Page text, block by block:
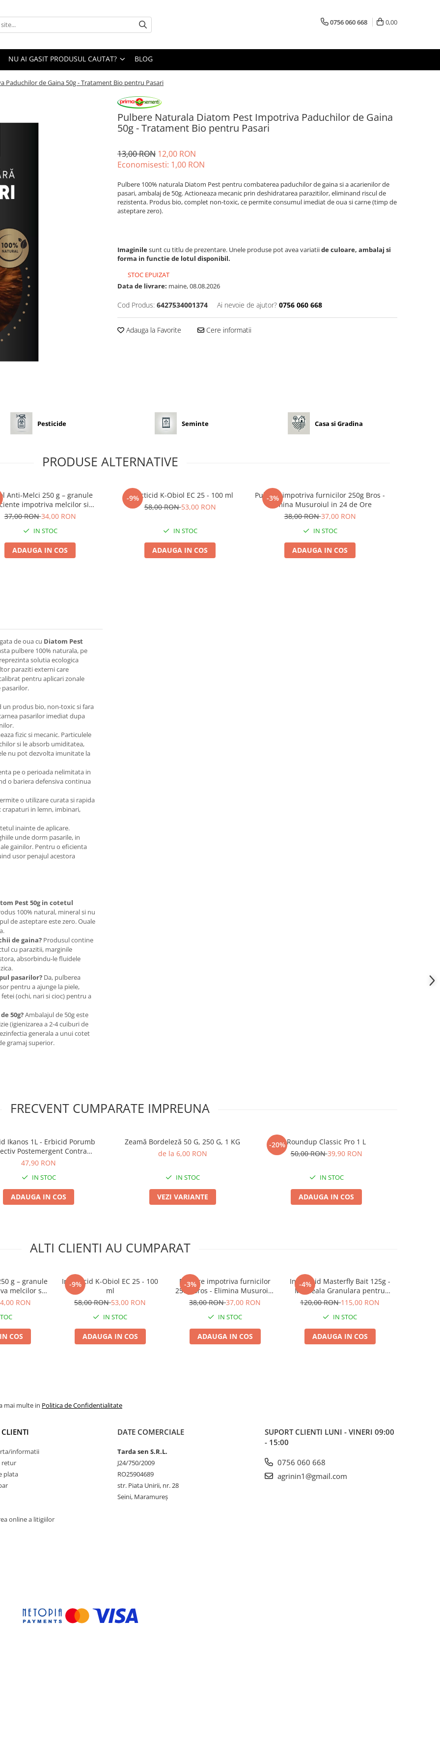
0756 060 668 0,00
NU AI GASIT PRODUSUL CAUTAT? BLOG
Paduchilor de Gaina 50g - Tratament Bio pentru Pasari
Pulbere Naturala Diatom Pest Impotriva Paduchilor de Gaina
50g - Tratament Bio pentru Pasari
13,00 RON 12,00 RON
Economisesti: 1,00 RON
Pulbere 100% naturala Diatom Pest pentru combaterea paduchilor de gaina si a acarienilor de
pasari, ambalaj de 50g. Actioneaza mecanic prin deshidratarea parazitilor, eliminand riscul de
rezistenta. Produs bio, complet non-toxic, ce permite consumul imediat de oua si carne (timp de
asteptare zero).
Imaginilesunt cu titlu de prezentare. Unele produse pot avea variatiide culoare, ambalaj si
forma in functie de lotul disponibil.
STOC EPUIZAT
Data de livrare: maine, 08.08.2026
Cod Produs: 6427534001374 Ai nevoie de ajutor? 0756 060 668
Adauga la Favorite Cere informatii
Pesticide Seminte Casa si Gradina
PRODUSE ALTERNATIVE
Anti-Melci 250 g – granule
impotriva melcilor si
limacsilor
37,00 RON34,00 RON
IN STOC
ADAUGA IN COS
-9%
Insecticid K-Obiol EC 25 - 100 ml
58,00 RON53,00 RON
IN STOC
ADAUGA IN COS
-3%
Pulbere impotriva furnicilor 250g Bros -
Elimina Musuroiul in 24 de Ore
38,00 RON37,00 RON
IN STOC
ADAUGA IN COS
de oua cu Diatom Pest
pulbere 100% naturala, pe
solutia ecologica
paraziti externi care
pentru aplicari zonale
pasarilor.
un produs bio, non-toxic si fara
pasarilor imediat dupa
fizic si mecanic. Particulele
si le absorb umiditatea,
nu pot dezvolta imunitate la
pe o perioada nelimitata in
o bariera defensiva continua
o utilizare curata si rapida
crapaturi in lemn, imbinari,
inainte de aplicare.
unde dorm pasarile, in
gainilor. Pentru o eficienta
usor penajul acestora
Pest 50g in cotetul
100% natural, mineral si nu
de asteptare este zero. Ouale
de gaina? Produsul contine
cu parazitii, marginile
absorbindu-le fluidele
pasarilor? Da, pulberea
pentru a ajunge la piele,
(ochi, nari si cioc) pentru a
50g?Ambalajul de 50g este
(igienizarea a 2-4 cuiburi de
generala a unui cotet
gramaj superior.
FRECVENT CUMPARATE IMPREUNA
Ikanos 1L - Erbicid Porumb
Postemergent Contra
Costreiului din Rizomi
47,90 RON
IN STOC
ADAUGA IN COS
Zeamă Bordeleză 50 G, 250 G, 1 KG
de la 6,00 RON
IN STOC
VEZI VARIANTE
-20%Roundup Classic Pro 1 L
50,00 RON39,90 RON
IN STOC
ADAUGA IN COS
ALTI CLIENTI AU CUMPARAT
g – granule
melcilor si
RON
COS
-9%
Insecticid K-Obiol EC 25 - 100
ml
58,00 RON53,00 RON
IN STOC
ADAUGA IN COS
-3%
Pulbere impotriva furnicilor
250g Bros - Elimina Musuroiul
in 24 de Ore
38,00 RON37,00 RON
IN STOC
ADAUGA IN COS
-4%
Insecticid Masterfly Bait 125g -
Momeala Granulara pentru
Combaterea Rapida a Mustelor
120,00 RON115,00 RON
IN STOC
ADAUGA IN COS
mai multe in Politica de Confidentialitate
informatii
retur
plata
online a litigiilor
DATE COMERCIALE
Tarda sen S.R.L.
J24/750/2009
RO25904689
str. Piata Unirii, nr. 28
Seini, Maramureş
SUPORT CLIENTI LUNI - VINERI 09:00
- 15:00
0756 060 668
agrinin1@gmail.com